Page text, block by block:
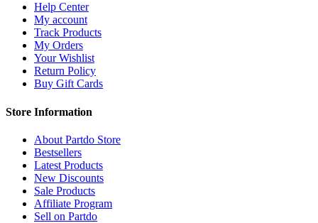
Help Center
My account
Track Products
My Orders
Your Wishlist
Return Policy
Buy Gift Cards
Store Information
About Partdo Store
Bestsellers
Latest Products
New Discounts
Sale Products
Affiliate Program
Sell on Partdo